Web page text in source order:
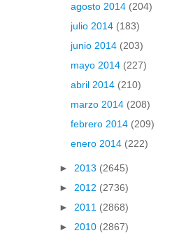
agosto 2014 (204)
julio 2014 (183)
junio 2014 (203)
mayo 2014 (227)
abril 2014 (210)
marzo 2014 (208)
febrero 2014 (209)
enero 2014 (222)
► 2013 (2645)
► 2012 (2736)
► 2011 (2868)
► 2010 (2867)